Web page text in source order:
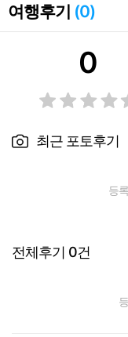
여행후기 (0)
0
최근 포토후기
등
전체후기 0건